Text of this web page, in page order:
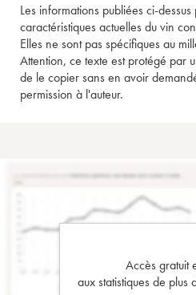
Les informations publiées ci-dessus
caractéristiques actuelles du vin
Elles ne sont pas spécifiques au
Attention, ce texte est protégé par
de le copier sans en avoir
permission à l'auteur.
Accès gratuit
aux statistiques de